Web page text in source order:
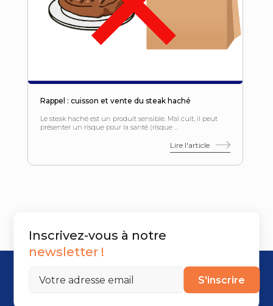
Rappel : cuisson et vente du steak haché
Le steak haché est un produit sensible. Mal cuit, il peut
présenter un risque pour la santé (risque ...
Lire l'article
Inscrivez-vous à notre
newsletter !
S'inscrire